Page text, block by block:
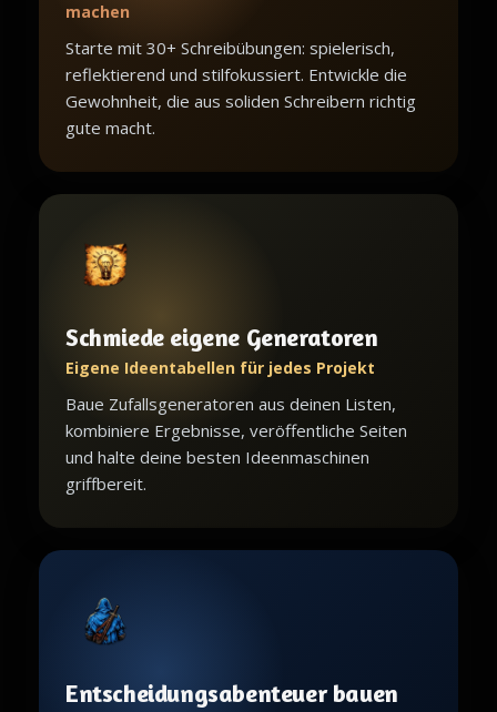
machen
Starte mit 30+ Schreibübungen: spielerisch,
reflektierend und stilfokussiert. Entwickle die
Gewohnheit, die aus soliden Schreibern richtig
gute macht.
Schmiede eigene Generatoren
Eigene Ideentabellen für jedes Projekt
Baue Zufallsgeneratoren aus deinen Listen,
kombiniere Ergebnisse, veröffentliche Seiten
und halte deine besten Ideenmaschinen
griffbereit.
Entscheidungsabenteuer bauen